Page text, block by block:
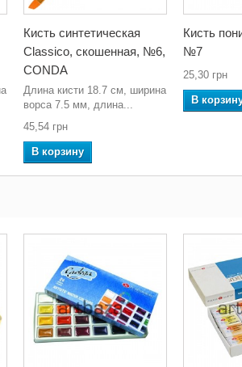
Кисть синтетическая
Classico, скошенная, №6,
CONDA
Длина кисти 18.7 см, ширина
ворса 7.5 мм, длина...
45,54 грн
В корзину
Кисть
№7
25,30 грн
В